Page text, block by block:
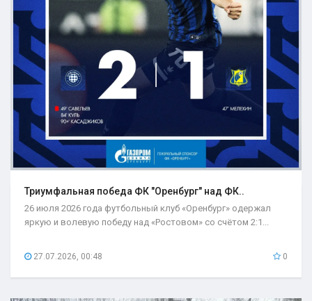
Триумфальная победа ФК "Оренбург" над ФК..
26 июля 2026 года футбольный клуб «Оренбург» одержал
яркую и волевую победу над «Ростовом» со счётом 2:1...
27.07.2026, 00:48 0